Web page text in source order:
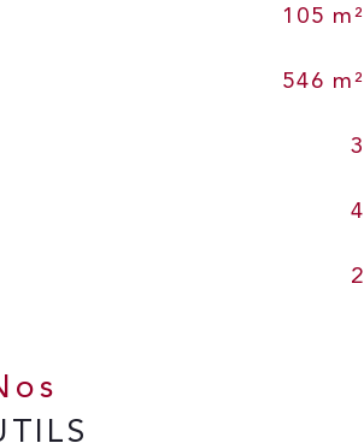
105 m²
546 m²
3
4
2
Nos